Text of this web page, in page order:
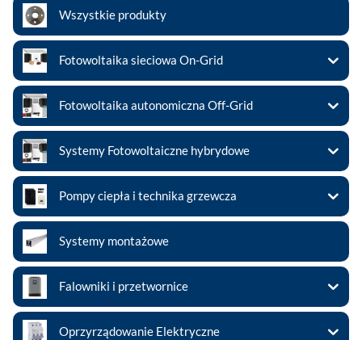
Wszystkie produkty
Fotowoltaika sieciowa On-Grid
Fotowoltaika autonomiczna Off-Grid
Systemy Fotowoltaiczne hybrydowe
Pompy ciepła i technika grzewcza
Systemy montażowe
Falowniki i przetwornice
Oprzyrządowanie Elektryczne